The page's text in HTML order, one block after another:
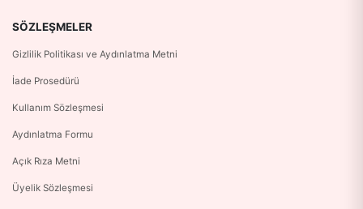
SÖZLEŞMELER
Gizlilik Politikası ve Aydınlatma Metni
İade Prosedürü
Kullanım Sözleşmesi
Aydınlatma Formu
Açık Rıza Metni
Üyelik Sözleşmesi